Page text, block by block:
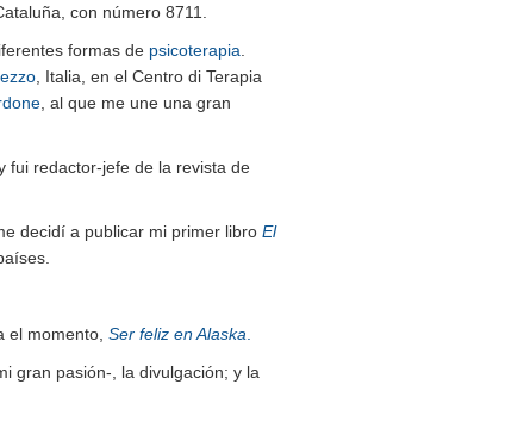
con número 8711.
formas de psicoterapia
, Italia, en el Centro di Terapia
, al que me une una gran
fui redactor-jefe de la revista de
decidí a publicar mi primer libro El
el momento, Ser feliz en Alaska
gran pasión-, la divulgación; y la